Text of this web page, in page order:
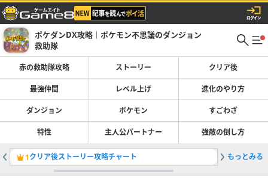
ポケダンDX攻略｜ポケモン不思議のダンジョン
救助隊
赤の救助隊攻略 ストーリー クリア後
最強仲間 レベル上げ 進化のやり方
ダンジョン ポケモン すごわざ
特性 主人公パートナー 強敵の倒し方
1クリア後ストーリー攻略チャート 2赤の救
もっとみる